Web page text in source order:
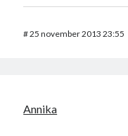
#25 november 2013 23:55
Annika